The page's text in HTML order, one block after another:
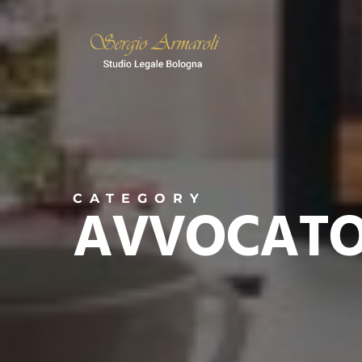
Skip
to
content
CATEGORY